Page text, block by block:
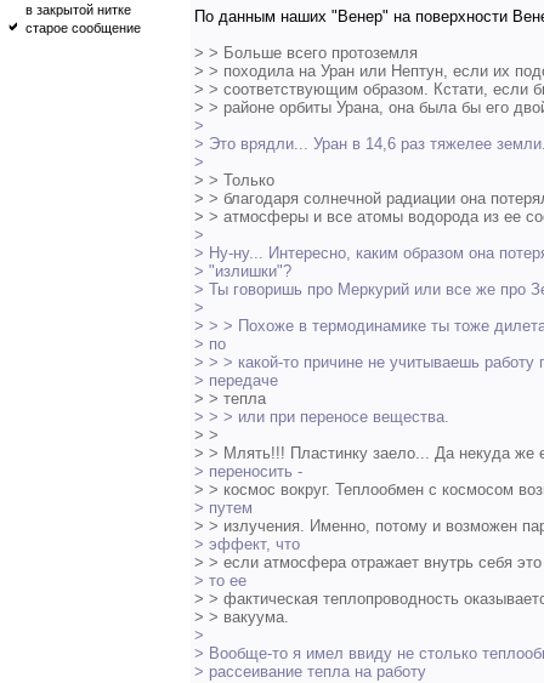
в закрытой нитке
старое сообщение
По данным наших "Венер" на поверхности
> > Больше всего протоземля
> > походила на Уран или Нептун, если их
> > соответствующим образом. Кстати, если
> > районе орбиты Урана, она была бы его
>
> Это врядли... Уран в 14,6 раз тяжелее
>
> > Только
> > благодаря солнечной радиации она
> > атмосферы и все атомы водорода из ее
>
> Ну-ну... Интересно, каким образом она
> "излишки"?
> Ты говоришь про Меркурий или все же про
>
> > > Похоже в термодинамике ты тоже
> по
> > > какой-то причине не учитываешь работу
> передаче
> > тепла
> > > или при переносе вещества.
> >
> > Млять!!! Пластинку заело... Да некуда же
> переносить -
> > космос вокруг. Теплообмен с космосом
> путем
> > излучения. Именно, потому и возможен
> эффект, что
> > если атмосфера отражает внутрь себя
> то ее
> > фактическая теплопроводность
> > вакуума.
>
> Вообще-то я имел ввиду не столько
> рассеивание тепла на работу